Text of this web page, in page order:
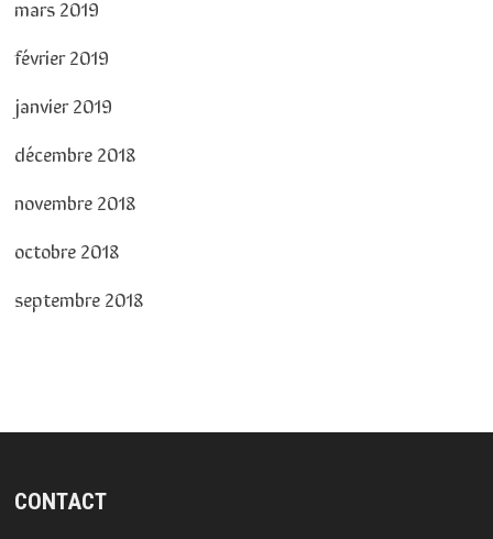
mars 2019
février 2019
janvier 2019
décembre 2018
novembre 2018
octobre 2018
septembre 2018
CONTACT